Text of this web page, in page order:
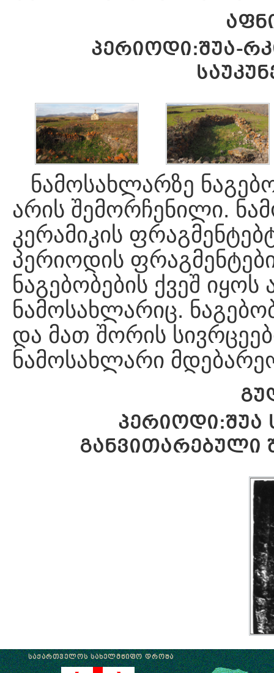
ᲞᲔᲠᲘᲝᲓᲘ:ᲨᲣᲐ-
ნამოსახლარზე
არის შემორჩენილი.
კერამიკის
პერიოდის
ნაგებობების ქვეშ
ნამოსახლარიც.
და მათ შორის
ნამოსახლარი
ᲞᲔᲠᲘᲝᲓᲘ:ᲨᲣᲐ
ᲒᲐᲜᲕᲘᲗᲐᲠᲔᲑᲣᲚᲘ
ᲡᲐᲥᲐᲠᲗᲕᲔᲚᲝᲡ ᲡᲐᲮᲔᲚᲛᲬᲘᲤᲝ ᲓᲠᲝᲨᲐ